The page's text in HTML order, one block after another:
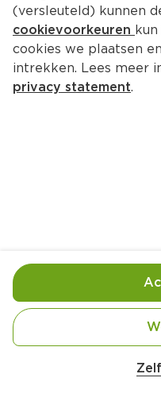
Cereal
Per Pot 270 g  (per kilo
Handige informatie
Belangrijke
(versleuteld) kunnen
cookievoorkeuren
cookies we plaatsen
intrekken. Lees meer
privacy statement.